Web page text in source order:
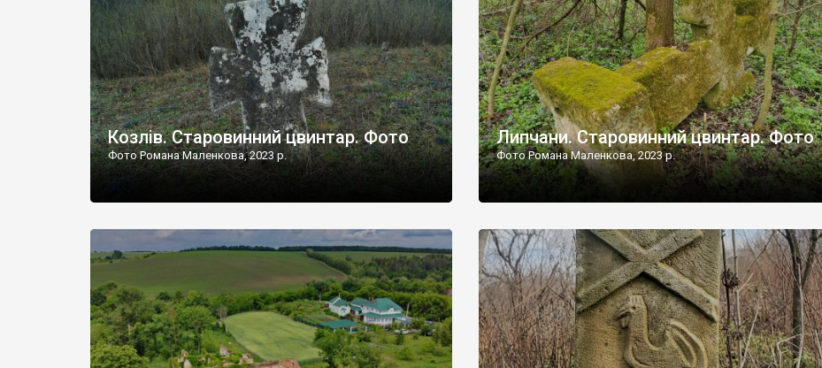
Козлів. Старовинний цвинтар. Фото
Фото Романа Маленкова, 2023 р.
Липчани. Старовинний цвинтар. Фото
Фото Романа Маленкова, 2023 р.